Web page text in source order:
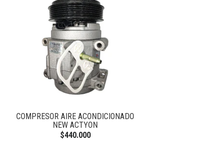
COMPRESOR AIRE ACONDICIONADO
NEW ACTYON
$440.000